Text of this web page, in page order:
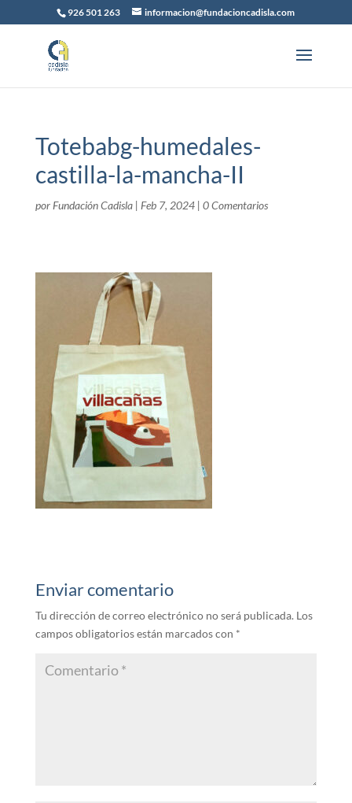
926 501 263 informacion@fundacioncadisla.com
Totebabg-humedales-
castilla-la-mancha-II
por Fundación Cadisla| Feb 7, 2024| 0 Comentarios
Enviar comentario
Tu dirección de correo electrónico no será publicada. Los
campos obligatorios están marcados con *